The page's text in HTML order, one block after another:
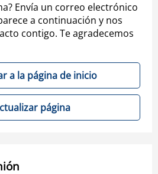
Envía un correo electrónico
a continuación y nos
contigo. Te agradecemos
a la página de inicio
página